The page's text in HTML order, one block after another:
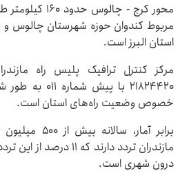
مربوط کندوان حوزه شهرستان چالوس و
استان البرز است.
۲۱۸۲۴۴۲۰ با
خصوص وضعیت راه‌های استان است.
برابر آمار،
مازندران تردد دارند
درون شهری است.